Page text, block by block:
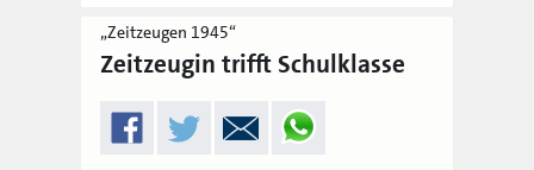
„Zeitzeugen 1945“
Zeitzeugin trifft Schulklasse